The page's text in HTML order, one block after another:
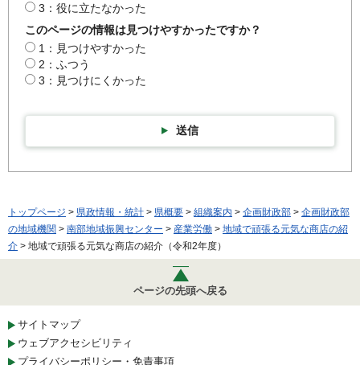
3：役に立たなかった
このページの情報は見つけやすかったですか？
1：見つけやすかった
2：ふつう
3：見つけにくかった
送信
トップページ > 県政情報・統計 > 県概要 > 組織案内 > 企画財政部 > 企画財政部
の地域機関 > 南部地域振興センター > 産業労働 > 地域で頑張る元気な商店の紹
介 > 地域で頑張る元気な商店の紹介（令和2年度）
ページの先頭へ戻る
サイトマップ
ウェブアクセシビリティ
プライバシーポリシー・免責事項